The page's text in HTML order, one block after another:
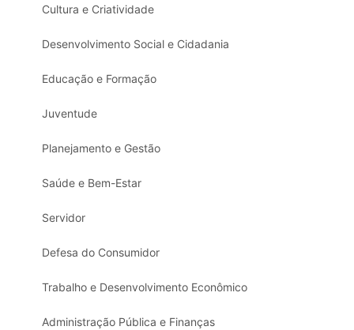
Cultura e Criatividade
Desenvolvimento Social e Cidadania
Educação e Formação
Juventude
Planejamento e Gestão
Saúde e Bem-Estar
Servidor
Defesa do Consumidor
Trabalho e Desenvolvimento Econômico
Administração Pública e Finanças